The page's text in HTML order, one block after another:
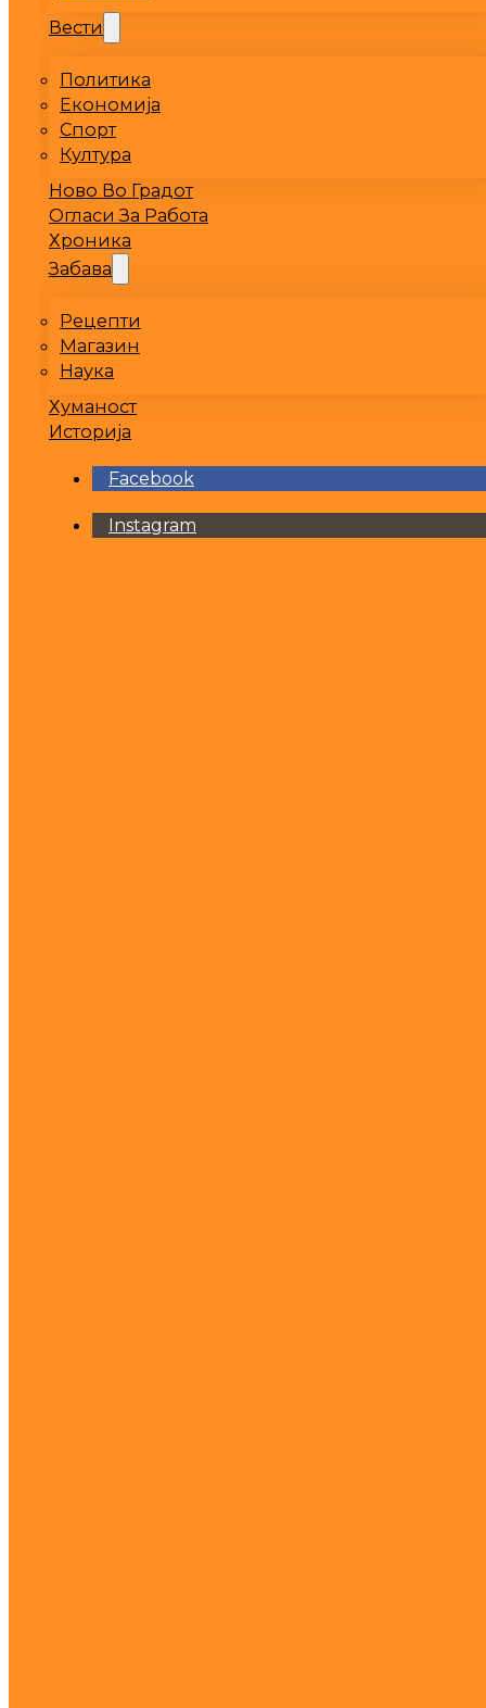
Вести
Политика
Економија
Спорт
Култура
Ново Во Градот
Огласи За Работа
Хроника
Забава
Рецепти
Магазин
Наука
Хуманост
Историја
Facebook
Instagram